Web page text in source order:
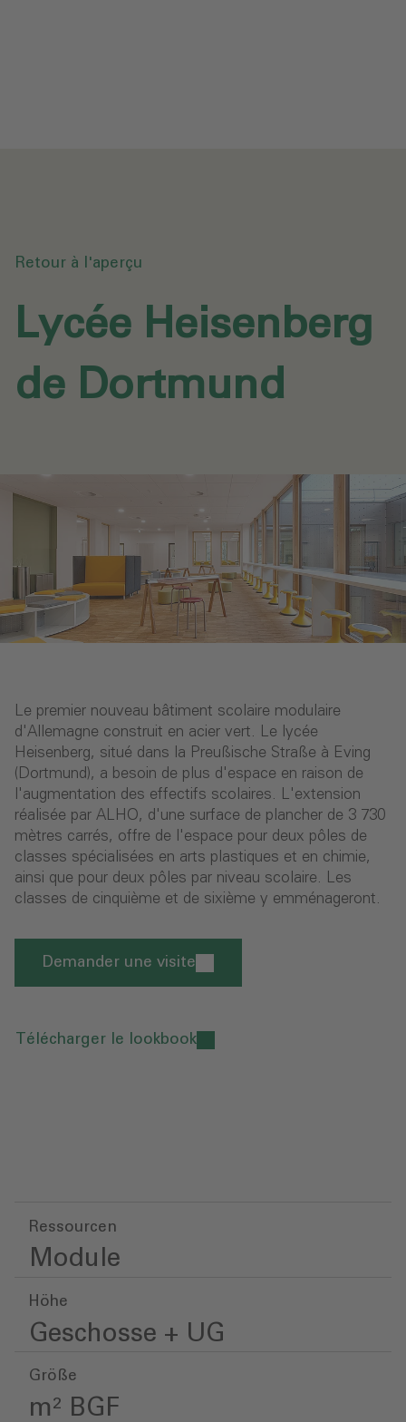
Retour à l'aperçu
Lycée Heisenberg
de Dortmund‎
Le premier nouveau bâtiment scolaire modulaire
d'Allemagne construit en acier vert. Le lycée
Heisenberg, situé dans la Preußische Straße à Eving
(Dortmund), a besoin de plus d'espace en raison de
l'augmentation des effectifs scolaires. L'extension
réalisée par ALHO, d'une surface de plancher de 3 730
mètres carrés, offre de l'espace pour deux pôles de
classes spécialisées en arts plastiques et en chimie,
ainsi que pour deux pôles par niveau scolaire. Les
classes de cinquième et de sixième y emménageront.
Demander une visite
Télécharger le lookbook
Ressourcen
Module
Höhe
Geschosse + UG
Größe
m² BGF